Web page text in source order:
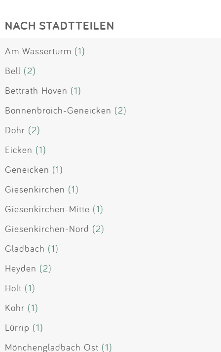
NACH STADTTEILEN
Am Wasserturm (1)
Bell (2)
Bettrath Hoven (1)
Bonnenbroich-Geneicken (2)
Dohr (2)
Eicken (1)
Geneicken (1)
Giesenkirchen (1)
Giesenkirchen-Mitte (1)
Giesenkirchen-Nord (2)
Gladbach (1)
Heyden (2)
Holt (1)
Kohr (1)
Lürrip (1)
Mönchengladbach Ost (1)